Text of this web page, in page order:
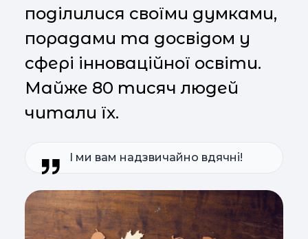
поділилися своїми думками,
порадами та досвідом у
сфері інноваційної освіти.
Майже 80 тисяч людей
читали їх.
І ми вам надзвичайно вдячні!